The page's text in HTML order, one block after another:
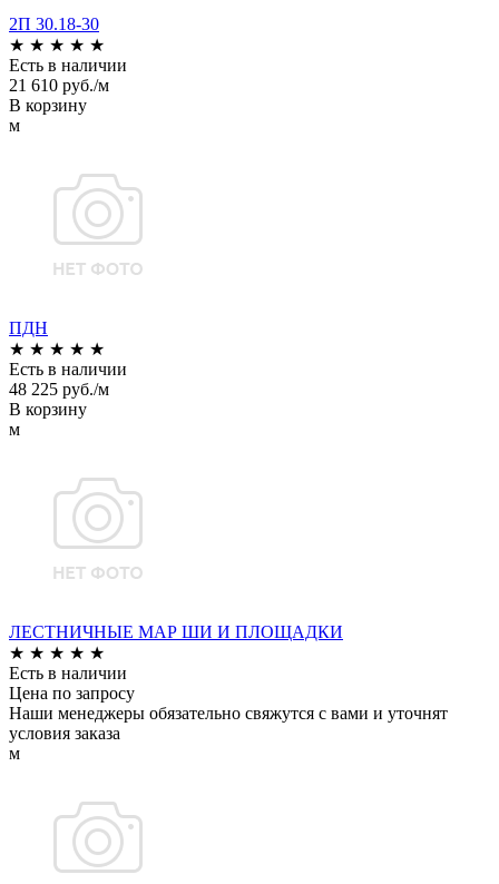
2П 30.18-30
★ ★ ★ ★ ★
Есть в наличии
21 610 руб./м
В корзину
м
ПДН
★ ★ ★ ★ ★
Есть в наличии
48 225 руб./м
В корзину
м
ЛЕСТНИЧНЫЕ МАР ШИ И ПЛОЩАДКИ
★ ★ ★ ★ ★
Есть в наличии
Цена по запросу
Наши менеджеры обязательно свяжутся с вами и уточнят
условия заказа
м